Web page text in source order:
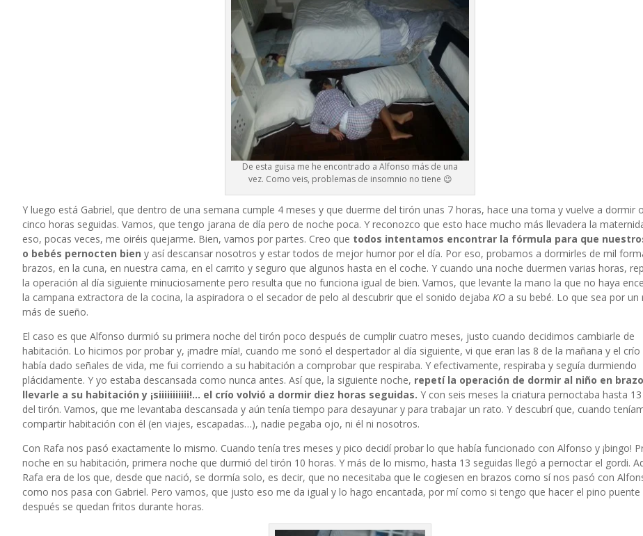
De esta guisa me he encontrado a Alfonso más de una
vez. Como veis, problemas de insomnio no tiene 😉
Y luego está Gabriel, que dentro de una semana cumple 4 meses y que duerme del tirón unas 7 horas, hace una toma y vuelve a dormir
cinco horas seguidas. Vamos, que tengo jarana de día pero de noche poca. Y reconozco que esto hace mucho más llevadera la
eso, pocas veces, me oiréis quejarme. Bien, vamos por partes. Creo que todos intentamos encontrar la fórmula para que
o bebés pernocten bien y así descansar nosotros y estar todos de mejor humor por el día. Por eso, probamos a dormirles de mil
brazos, en la cuna, en nuestra cama, en el carrito y seguro que algunos hasta en el coche. Y cuando una noche duermen varias horas,
la operación al día siguiente minuciosamente pero resulta que no funciona igual de bien. Vamos, que levante la mano la que no haya
la campana extractora de la cocina, la aspiradora o el secador de pelo al descubrir que el sonido dejaba KO a su bebé. Lo que sea por un
más de sueño.
El caso es que Alfonso durmió su primera noche del tirón poco después de cumplir cuatro meses, justo cuando decidimos cambiarle de
habitación. Lo hicimos por probar y, ¡madre mía!, cuando me sonó el despertador al día siguiente, vi que eran las 8 de la mañana y el crío
había dado señales de vida, me fui corriendo a su habitación a comprobar que respiraba. Y efectivamente, respiraba y seguía durmiendo
plácidamente. Y yo estaba descansada como nunca antes. Así que, la siguiente noche, repetí la operación de dormir al niño en
llevarle a su habitación y ¡siiiiiiiiiii!… el crío volvió a dormir diez horas seguidas. Y con seis meses la criatura pernoctaba hasta
del tirón. Vamos, que me levantaba descansada y aún tenía tiempo para desayunar y para trabajar un rato. Y descubrí que, cuando
compartir habitación con él (en viajes, escapadas…), nadie pegaba ojo, ni él ni nosotros.
Con Rafa nos pasó exactamente lo mismo. Cuando tenía tres meses y pico decidí probar lo que había funcionado con Alfonso y ¡bingo!
noche en su habitación, primera noche que durmió del tirón 10 horas. Y más de lo mismo, hasta 13 seguidas llegó a pernoctar el gordi.
Rafa era de los que, desde que nació, se dormía solo, es decir, que no necesitaba que le cogiesen en brazos como sí nos pasó con
como nos pasa con Gabriel. Pero vamos, que justo eso me da igual y lo hago encantada, por mí como si tengo que hacer el pino puente
después se quedan fritos durante horas.